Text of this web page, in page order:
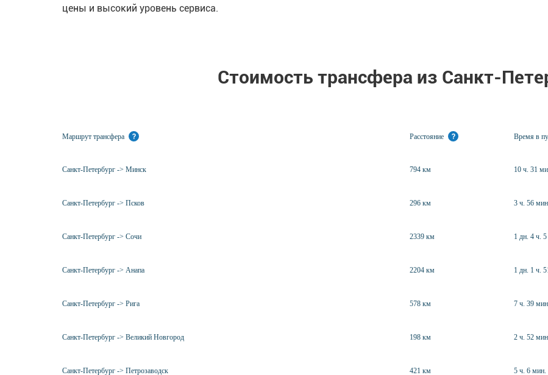
цены и высокий уровень сервиса.
Стоимость трансфера из Санкт-
Маршрут трансфера ? Расстояние ? Время в
Санкт-Петербург -> Минск 794 км 10 ч. 31
Санкт-Петербург -> Псков 296 км 3 ч. 56
Санкт-Петербург -> Сочи 2339 км 1 дн. 4 ч.
Санкт-Петербург -> Анапа 2204 км 1 дн. 1 ч.
Санкт-Петербург -> Рига 578 км 7 ч. 39
Санкт-Петербург -> Великий Новгород 198 км 2 ч. 52
Санкт-Петербург -> Петрозаводск 421 км 5 ч. 6 мин.